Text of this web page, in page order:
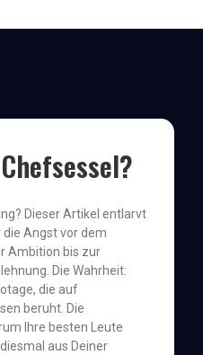
Dieser Artikel entlarvt
Angst vor dem
Ambition bis zur
Die Wahrheit:
die auf
beruht. Die
Ihre besten Leute
aus Deiner